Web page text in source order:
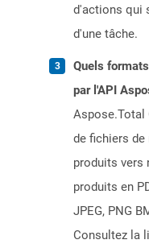
d'actions qui
d'une tâche.
Quels
par l'API
Aspose.Total
de fichiers de
produits vers
produits en
JPEG, PNG
Consultez la